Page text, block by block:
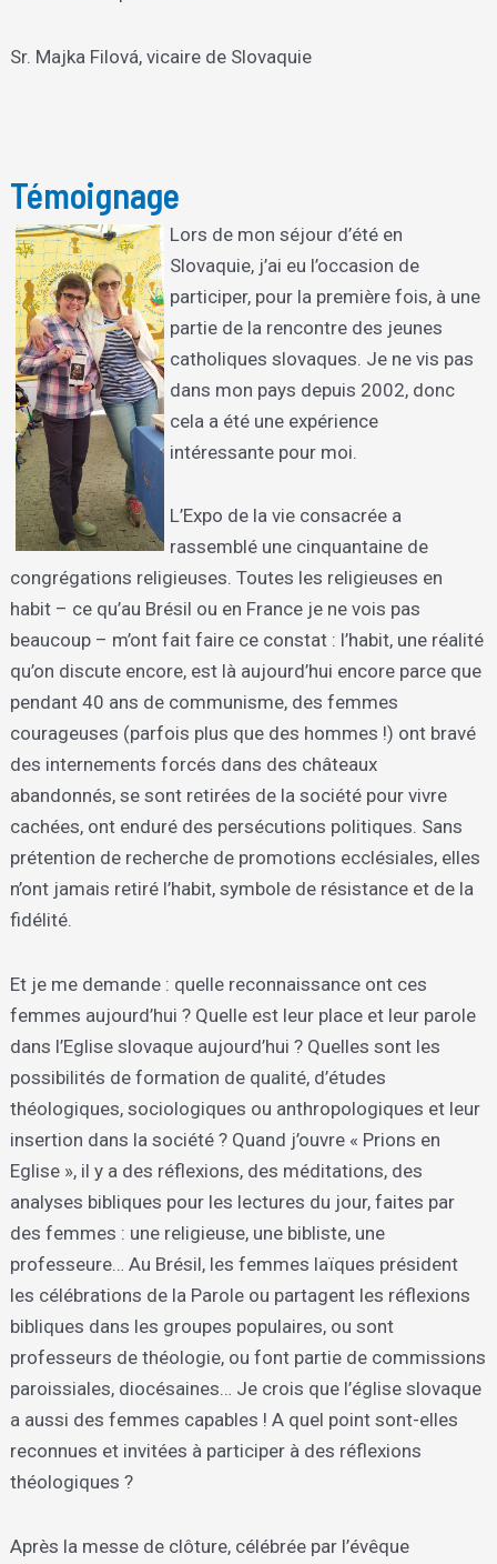
Sr. Majka Filová, vicaire de Slovaquie
Témoignage
Lors de mon séjour d’été en
Slovaquie, j’ai eu l’occasion de
participer, pour la première fois, à une
partie de la rencontre des jeunes
catholiques slovaques. Je ne vis pas
dans mon pays depuis 2002, donc
cela a été une expérience
intéressante pour moi.
L’Expo de la vie consacrée a
rassemblé une cinquantaine de
congrégations religieuses. Toutes les religieuses en
habit – ce qu’au Brésil ou en France je ne vois pas
beaucoup – m’ont fait faire ce constat : l’habit, une réalité
qu’on discute encore, est là aujourd’hui encore parce que
pendant 40 ans de communisme, des femmes
courageuses (parfois plus que des hommes !) ont bravé
des internements forcés dans des châteaux
abandonnés, se sont retirées de la société pour vivre
cachées, ont enduré des persécutions politiques. Sans
prétention de recherche de promotions ecclésiales, elles
n’ont jamais retiré l’habit, symbole de résistance et de la
fidélité.
Et je me demande : quelle reconnaissance ont ces
femmes aujourd’hui ? Quelle est leur place et leur parole
dans l’Eglise slovaque aujourd’hui ? Quelles sont les
possibilités de formation de qualité, d’études
théologiques, sociologiques ou anthropologiques et leur
insertion dans la société ? Quand j’ouvre « Prions en
Eglise », il y a des réflexions, des méditations, des
analyses bibliques pour les lectures du jour, faites par
des femmes : une religieuse, une bibliste, une
professeure… Au Brésil, les femmes laïques président
les célébrations de la Parole ou partagent les réflexions
bibliques dans les groupes populaires, ou sont
professeurs de théologie, ou font partie de commissions
paroissiales, diocésaines… Je crois que l’église slovaque
a aussi des femmes capables ! A quel point sont-elles
reconnues et invitées à participer à des réflexions
théologiques ?
Après la messe de clôture, célébrée par l’évêque